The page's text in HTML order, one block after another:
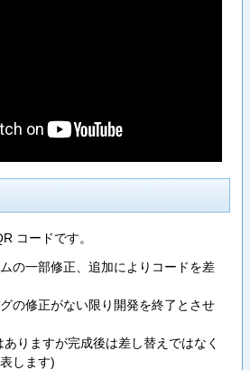
コードです。
一部修正、追加によりコードを差
の修正がない限り開発を終了とさせ
りますが完成後は差し替えではなく
します)